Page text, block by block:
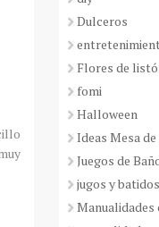
Dulceros
Flores de
fomi
Halloween
Ideas Mesa
Juegos de
jugos y batidos